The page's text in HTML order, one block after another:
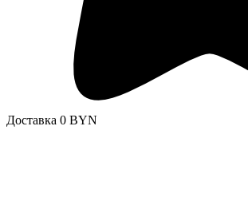
Доставка 0 BYN